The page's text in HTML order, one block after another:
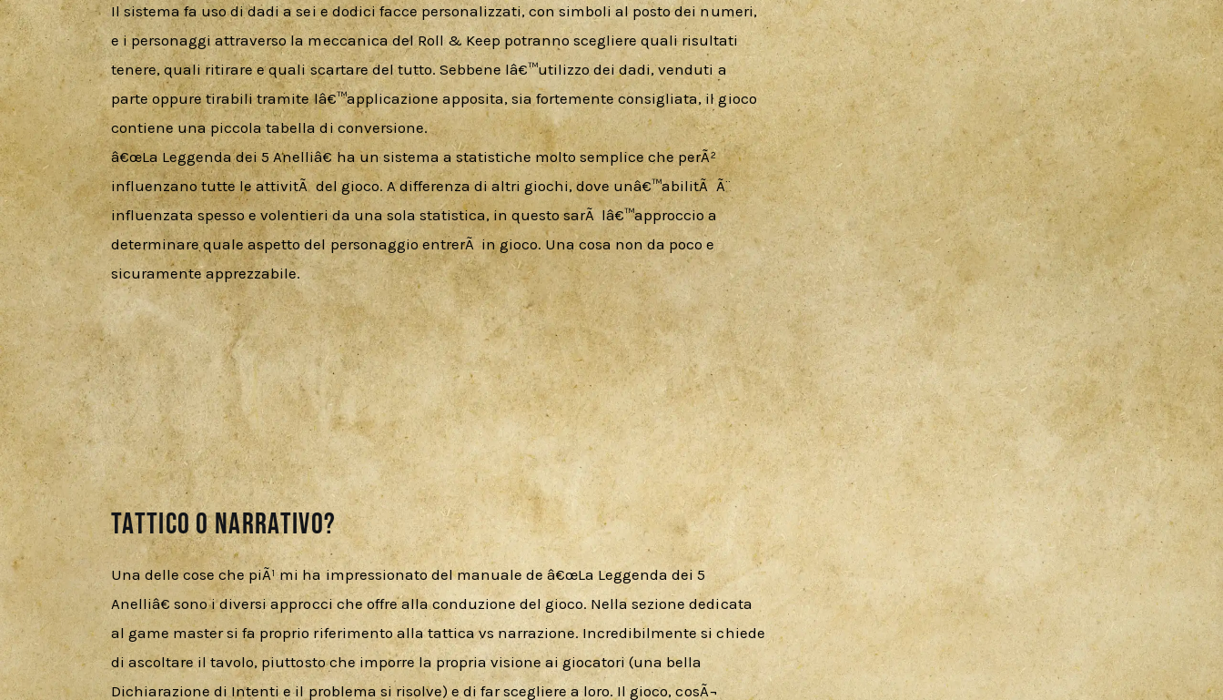
Il sistema fa uso di dadi a sei e dodici facce personalizzati, con simboli al posto dei numeri,
e i personaggi attraverso la meccanica del Roll & Keep potranno scegliere quali risultati
tenere, quali ritirare e quali scartare del tutto. Sebbene lâ€™utilizzo dei dadi, venduti a
parte oppure tirabili tramite lâ€™applicazione apposita, sia fortemente consigliata, il gioco
contiene una piccola tabella di conversione.
â€œLa Leggenda dei 5 Anelliâ€ ha un sistema a statistiche molto semplice che perÃ²
influenzano tutte le attivitÃ  del gioco. A differenza di altri giochi, dove unâ€™abilitÃ  Ã¨
influenzata spesso e volentieri da una sola statistica, in questo sarÃ  lâ€™approccio a
determinare quale aspetto del personaggio entrerÃ  in gioco. Una cosa non da poco e
sicuramente apprezzabile.
Tattico o Narrativo?
Una delle cose che piÃ¹ mi ha impressionato del manuale de â€œLa Leggenda dei 5
Anelliâ€ sono i diversi approcci che offre alla conduzione del gioco. Nella sezione dedicata
al game master si fa proprio riferimento alla tattica vs narrazione. Incredibilmente si chiede
di ascoltare il tavolo, piuttosto che imporre la propria visione ai giocatori (una bella
Dichiarazione di Intenti e il problema si risolve) e di far scegliere a loro. Il gioco, cosÃ¬